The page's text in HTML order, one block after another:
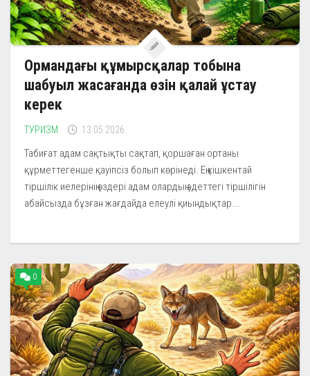
Ормандағы құмырсқалар тобына
шабуыл жасағанда өзін қалай ұстау
керек
ТУРИЗМ 13.05.2026
Табиғат адам сақтықты сақтап, қоршаған ортаны
құрметтегенше қауіпсіз болып көрінеді. Ең кішкентай
тіршілік иелерінің өздері адам олардың әдеттегі тіршілігін
абайсызда бұзған жағдайда елеулі қиындықтар...
0